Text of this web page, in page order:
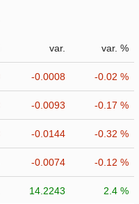
var. var. %
-0.0008 -0.02 %
-0.0093 -0.17 %
-0.0144 -0.32 %
-0.0074 -0.12 %
14.2243 2.4 %